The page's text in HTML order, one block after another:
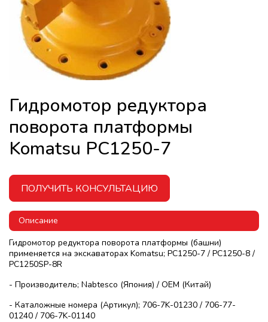
Гидромотор редуктора
поворота платформы
Komatsu PC1250-7
ПОЛУЧИТЬ КОНСУЛЬТАЦИЮ
Описание
Гидромотор редуктора поворота платформы (башни)
применяется на экскаваторах Komatsu; PC1250-7 / PC1250-8 /
PC1250SP-8R
- Производитель; Nabtesco (Япония) / OEM (Китай)
- Каталожные номера (Артикул); 706-7K-01230 / 706-77-
01240 / 706-7K-01140